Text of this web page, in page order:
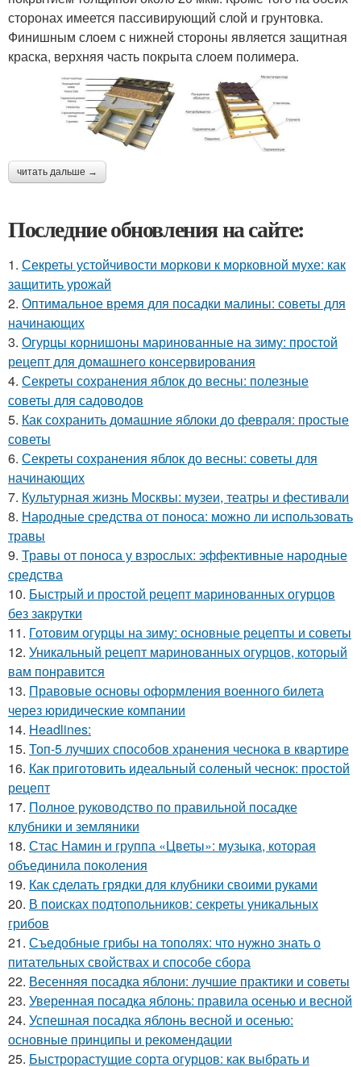
сторонах имеется пассивирующий слой и грунтовка.
Финишным слоем с нижней стороны является защитная
краска, верхняя часть покрыта слоем полимера.
читать дальше →
Последние обновления на сайте:
1. Секреты устойчивости моркови к морковной мухе: как
защитить урожай
2. Оптимальное время для посадки малины: советы для
начинающих
3. Огурцы корнишоны маринованные на зиму: простой
рецепт для домашнего консервирования
4. Секреты сохранения яблок до весны: полезные
советы для садоводов
5. Как сохранить домашние яблоки до февраля: простые
советы
6. Секреты сохранения яблок до весны: советы для
начинающих
7. Культурная жизнь Москвы: музеи, театры и фестивали
8. Народные средства от поноса: можно ли использовать
травы
9. Травы от поноса у взрослых: эффективные народные
средства
10. Быстрый и простой рецепт маринованных огурцов
без закрутки
11. Готовим огурцы на зиму: основные рецепты и советы
12. Уникальный рецепт маринованных огурцов, который
вам понравится
13. Правовые основы оформления военного билета
через юридические компании
14. Headlines:
15. Топ-5 лучших способов хранения чеснока в квартире
16. Как приготовить идеальный соленый чеснок: простой
рецепт
17. Полное руководство по правильной посадке
клубники и земляники
18. Стас Намин и группа «Цветы»: музыка, которая
объединила поколения
19. Как сделать грядки для клубники своими руками
20. В поисках подтопольников: секреты уникальных
грибов
21. Съедобные грибы на тополях: что нужно знать о
питательных свойствах и способе сбора
22. Весенняя посадка яблони: лучшие практики и советы
23. Уверенная посадка яблонь: правила осенью и весной
24. Успешная посадка яблонь весной и осенью:
основные принципы и рекомендации
25. Быстрорастущие сорта огурцов: как выбрать и